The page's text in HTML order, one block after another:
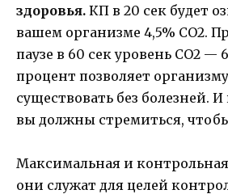
здоровья. КП в 20 сек будет
вашем организме 4,5% СО2.
паузе в 60 сек уровень СО2 —
процент позволяет
существовать без болезней.
вы должны стремиться,
Максимальная и контрольная
они служат для целей